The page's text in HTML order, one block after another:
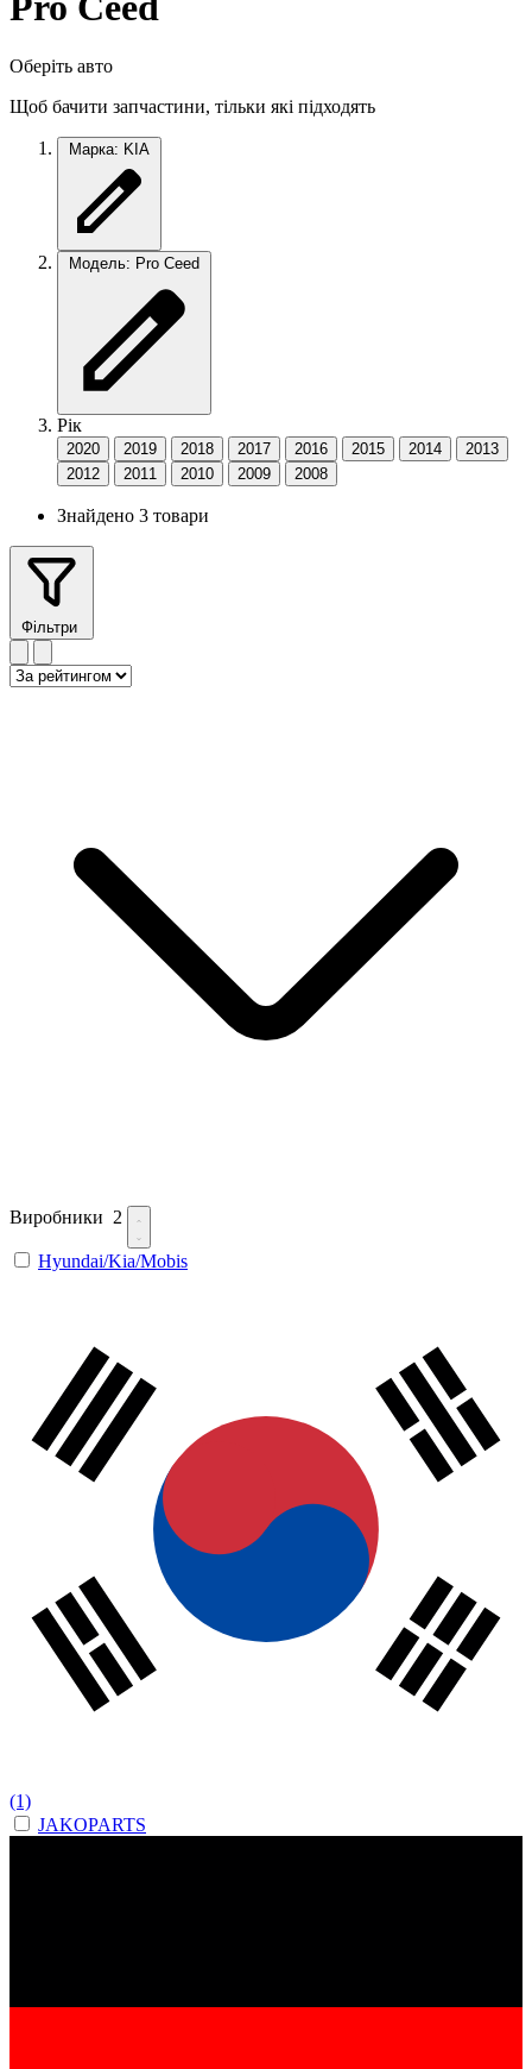
Оберіть авто
Щоб бачити запчастини, тільки які підходять
Марка: KIA
Модель: Pro Ceed
Рік
2020 2019 2018 2017 2016 2015 2014
2013
2012
2011 2010 2009 2008
Знайдено 3 товари
Фільтри
Виробники 2
Hyundai/Kia/Mobis
(1)
JAKOPARTS